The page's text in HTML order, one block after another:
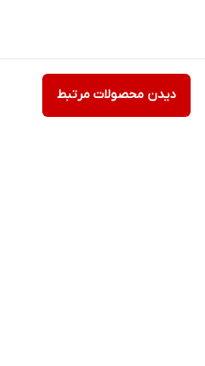
دیدن محصولات مرتبط